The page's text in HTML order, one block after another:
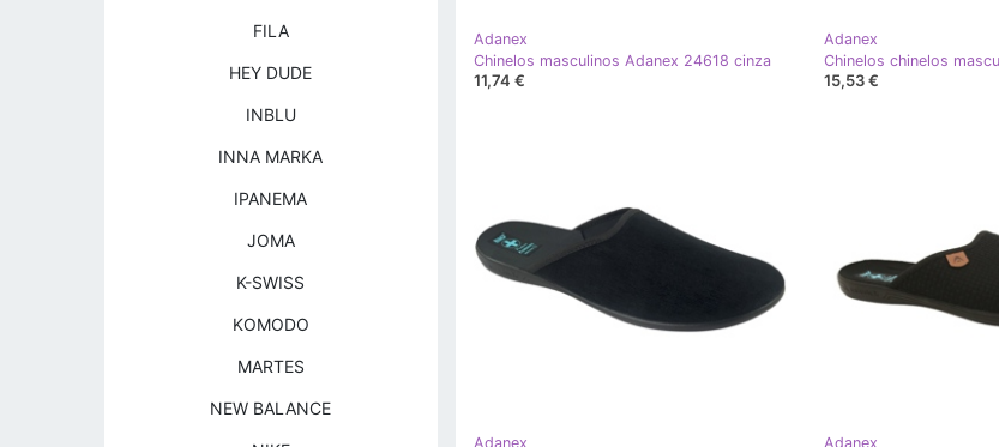
Adanex
Chinelos masculinos Adanex 24618 cinza
11,74 €
Adanex
15,53 €
Adanex
Adanex
FILA
HEY DUDE
INBLU
INNA MARKA
IPANEMA
JOMA
K-SWISS
KOMODO
MARTES
NEW BALANCE